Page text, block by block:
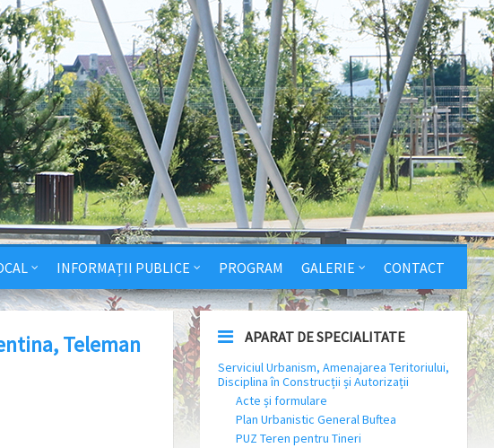
INFORMAȚII PUBLICE PROGRAM GALERIE CONTACT
Teleman
APARAT DE SPECIALITATE
Serviciul Urbanism, Amenajarea Teritoriului,
Disciplina în Construcții și Autorizații
Acte și formulare
Plan Urbanistic General Buftea
PUZ Teren pentru Tineri